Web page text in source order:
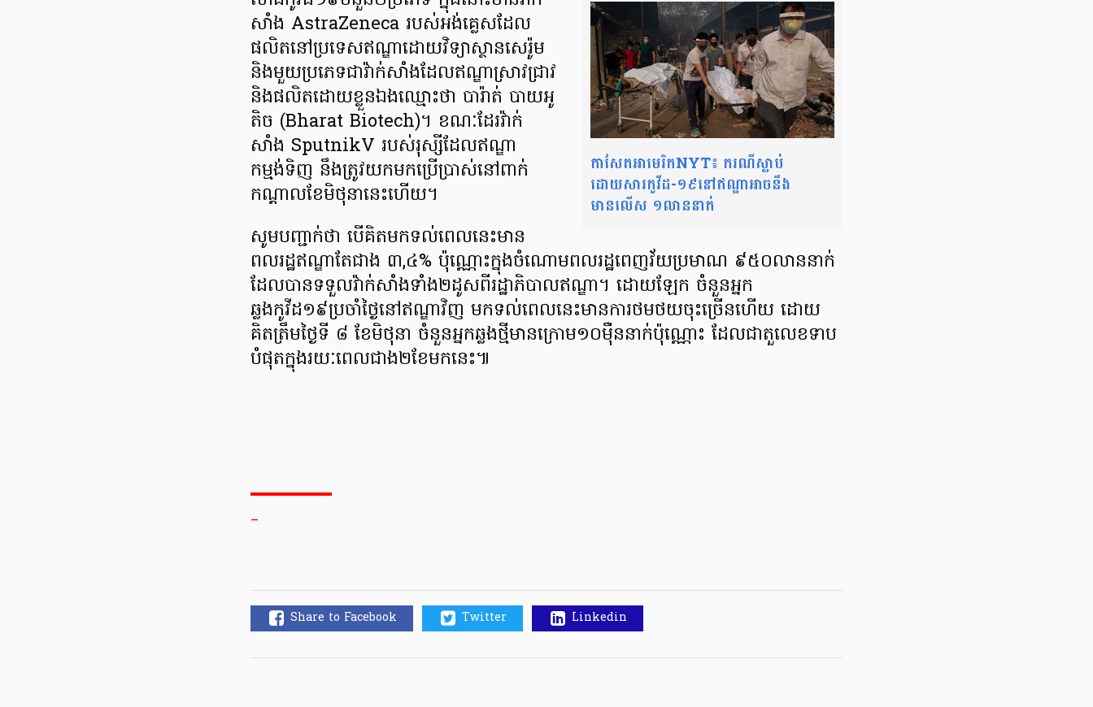
កាសែតអាមេរិកNYT៖ ករណីស្លាប់
ដោយសារកូវីដ-១៩នៅឥណ្ឌាអាចនឹង
មានលើស ១លាននាក់
សាំង AstraZeneca របស់អង់គ្លេសដែល
ផលិតនៅប្រទេសឥណ្ឌាដោយវិទ្យាស្ថានសេរ៉ូម
និងមួយប្រភេទជាវ៉ាក់សាំងដែលឥណ្ឌាស្រាវជ្រាវ
និងផលិតដោយខ្លួនឯងឈ្មោះថា បារ៉ាត់ បាយអូ
តិច (Bharat Biotech)។ ខណៈដែរវ៉ាក់
សាំង SputnikV របស់រុស្សីដែលឥណ្ឌា
កម្មង់ទិញ នឹងត្រូវយកមកប្រើប្រាស់នៅពាក់
កណ្តាលខែមិថុនានេះហើយ។
សូមបញ្ជាក់ថា បើគិតមកទល់ពេលនេះមាន
ពលរដ្ឋឥណ្ឌាតែជាង ៣,៤% ប៉ុណ្ណោះក្នុងចំណោមពលរដ្ឋពេញវ័យប្រមាណ ៩៥០លាននាក់
ដែលបានទទួលវ៉ាក់សាំងទាំង២ដូសពីរដ្ឋាភិបាលឥណ្ឌា។ ដោយឡែក ចំនួនអ្នក
ឆ្លងកូវីដ១៩ប្រចាំថ្ងៃនៅឥណ្ឌាវិញ មកទល់ពេលនេះមានការថមថយចុះច្រើនហើយ ដោយ
គិតត្រឹមថ្ងៃទី ៨ ខែមិថុនា ចំនួនអ្នកឆ្លងថ្មីមានក្រោម១០ម៉ឺននាក់ប៉ុណ្ណោះ ដែលជាតួលេខទាប
បំផុតក្នុងរយៈពេលជាង២ខែមកនេះ៕
_
Share to Facebook Twitter Linkedin